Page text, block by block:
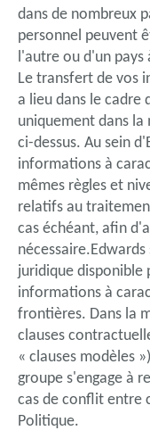
dans de nombreux
personnel peuvent
l'autre ou d'un pays
Le transfert de vos
a lieu dans le cadre
uniquement dans la
ci-dessus. Au sein
informations à
mêmes règles et
relatifs au
cas échéant, afin
juridique
informations à
frontières. Dans la
clauses
« clauses modèles
groupe s'engage à
cas de conflit entre
Politique.